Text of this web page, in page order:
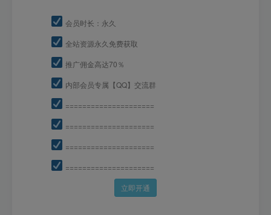
会员时长：永久
全站资源永久免费获取
推广佣金高达70％
内部会员专属【QQ】交流群
=====================
=====================
=====================
=====================
立即开通